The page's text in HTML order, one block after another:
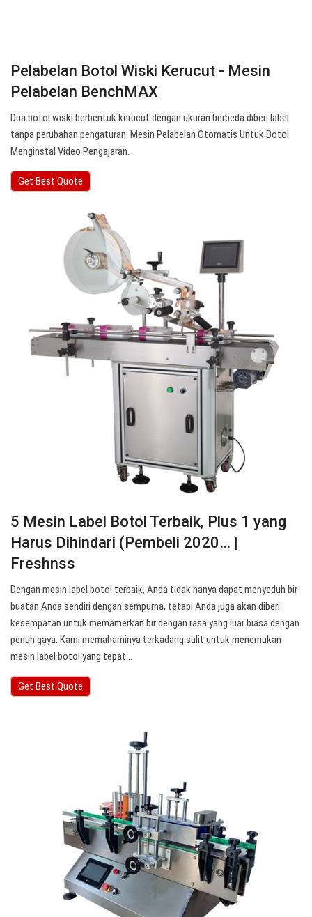
Pelabelan Botol Wiski Kerucut - Mesin
Pelabelan BenchMAX
Dua botol wiski berbentuk kerucut dengan ukuran berbeda diberi label
tanpa perubahan pengaturan. Mesin Pelabelan Otomatis Untuk Botol
Menginstal Video Pengajaran.
Get Best Quote
5 Mesin Label Botol Terbaik, Plus 1 yang
Harus Dihindari (Pembeli 2020… |
Freshnss
Dengan mesin label botol terbaik, Anda tidak hanya dapat menyeduh bir
buatan Anda sendiri dengan sempurna, tetapi Anda juga akan diberi
kesempatan untuk memamerkan bir dengan rasa yang luar biasa dengan
penuh gaya. Kami memahaminya terkadang sulit untuk menemukan
mesin label botol yang tepat…
Get Best Quote